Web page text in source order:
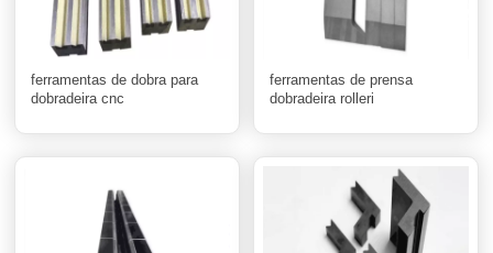
ferramentas de dobra para
dobradeira cnc
ferramentas de prensa
dobradeira rolleri